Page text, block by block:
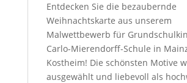
Entdecken Sie die bezaubernde
Weihnachtskarte aus unserem
Malwettbewerb für
Carlo-Mierendorff-Schule in
Kostheim! Die schönsten Motive
ausgewählt und liebevoll als